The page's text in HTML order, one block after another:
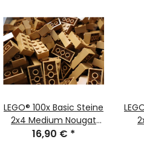
LEGO® 100x Basic Steine
2x4 Medium Nougat
3001
16,90 € *